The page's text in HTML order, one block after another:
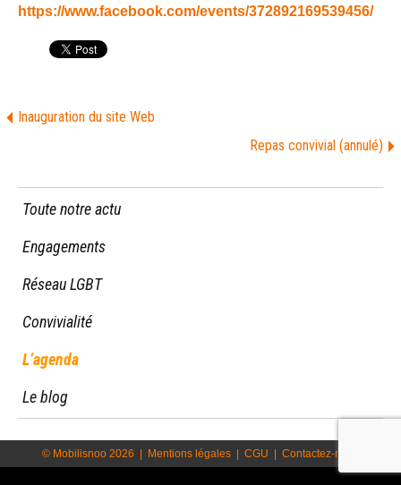
https://www.facebook.com/events/372892169539456/
Inauguration du site Web
Repas convivial (annulé)
Toute notre actu
Engagements
Réseau LGBT
Convivialité
L’agenda
Le blog
© Mobilisnoo 2026 Mentions légales CGU Contactez-nous